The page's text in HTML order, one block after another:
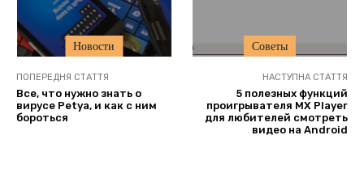
Новости Советы
ПОПЕРЕДНЯ СТАТТЯ
Все, что нужно знать о
вирусе Petya, и как с ним
бороться
НАСТУПНА СТАТТЯ
5 полезных функций
проигрывателя MX Player
для любителей смотреть
видео на Android